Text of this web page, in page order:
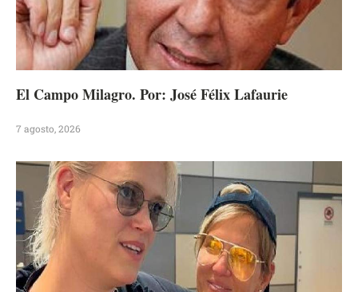
El Campo Milagro. Por: José Félix Lafaurie
7 agosto, 2026